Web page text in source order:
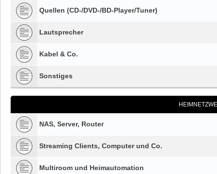
Quellen (CD-/DVD-/BD-Player/Tuner)
Lautsprecher
Kabel & Co.
Sonstiges
NAS, Server, Router
Streaming Clients, Computer und Co.
Multiroom und Heimautomation